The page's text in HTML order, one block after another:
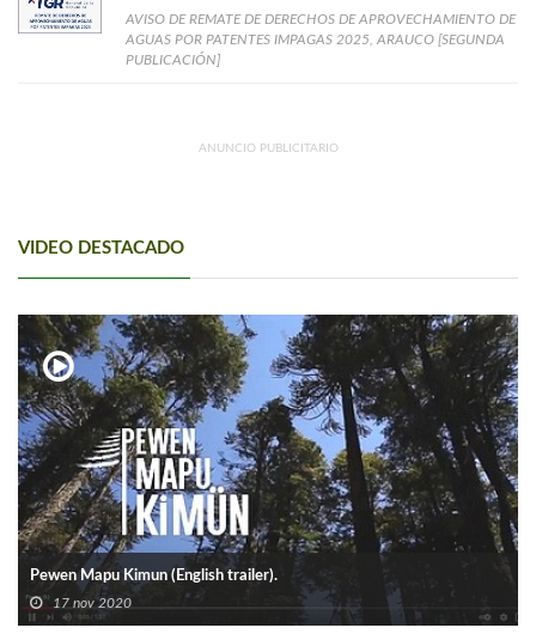
AVISO DE REMATE DE DERECHOS DE APROVECHAMIENTO DE
AGUAS POR PATENTES IMPAGAS 2025, ARAUCO [SEGUNDA
PUBLICACIÓN]
ANUNCIO PUBLICITARIO
VIDEO DESTACADO
Pewen Mapu Kimun (English trailer).
17 nov 2020